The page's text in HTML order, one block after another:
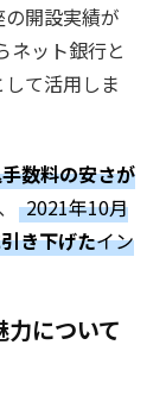
開設実績が
ネット銀行と
て活用しま
数料の安さが
2021年10月
き下げたイン
について